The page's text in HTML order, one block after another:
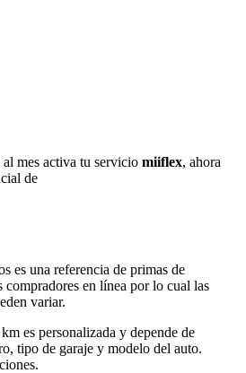
mes activa tu servicio miiflex, ahora
de
es una referencia de primas de
compradores en línea por lo cual las
variar.
es personalizada y depende de
tipo de garaje y modelo del auto.